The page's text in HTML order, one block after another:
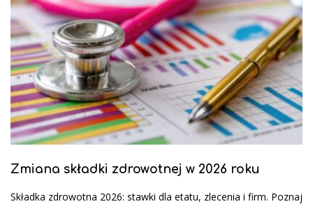
Zmiana składki zdrowotnej w 2026 roku
Składka zdrowotna 2026: stawki dla etatu, zlecenia i firm. Poznaj